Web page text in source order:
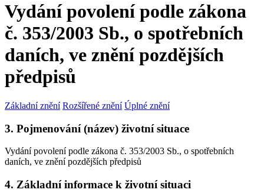
Vydání povolení podle zákona
č. 353/2003 Sb., o spotřebních
daních, ve znění pozdějších
předpisů
Základní znění Rozšířené znění Úplné znění
3. Pojmenování (název) životní situace
Vydání povolení podle zákona č. 353/2003 Sb., o spotřebních
daních, ve znění pozdějších předpisů
4. Základní informace k životní situaci